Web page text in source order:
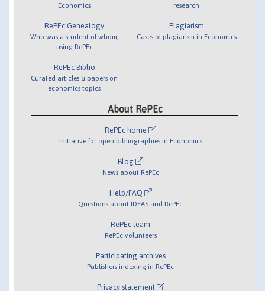
Economics
RePEc Genealogy
Who was a student of whom,
using RePEc
RePEc Biblio
Curated articles & papers on
economics topics
research
Plagiarism
Cases of plagiarism in Economics
About RePEc
RePEc home
Initiative for open bibliographies in Economics
Blog
News about RePEc
Help/FAQ
Questions about IDEAS and RePEc
RePEc team
RePEc volunteers
Participating archives
Publishers indexing in RePEc
Privacy statement